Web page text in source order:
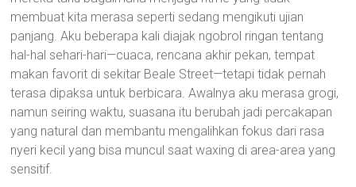
membuat kita merasa seperti sedang mengikuti ujian
panjang. Aku beberapa kali diajak ngobrol ringan tentang
hal-hal sehari-hari—cuaca, rencana akhir pekan, tempat
makan favorit di sekitar Beale Street—tetapi tidak pernah
terasa dipaksa untuk berbicara. Awalnya aku merasa grogi,
namun seiring waktu, suasana itu berubah jadi percakapan
yang natural dan membantu mengalihkan fokus dari rasa
nyeri kecil yang bisa muncul saat waxing di area-area yang
sensitif.